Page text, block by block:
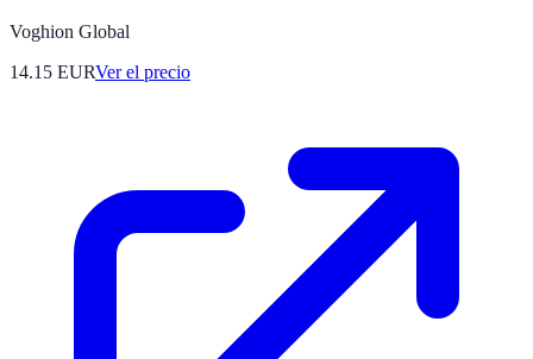
Voghion Global
14.15 EURVer el precio